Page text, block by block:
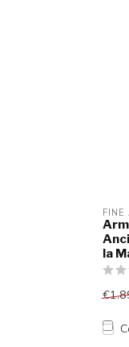
FINE
la